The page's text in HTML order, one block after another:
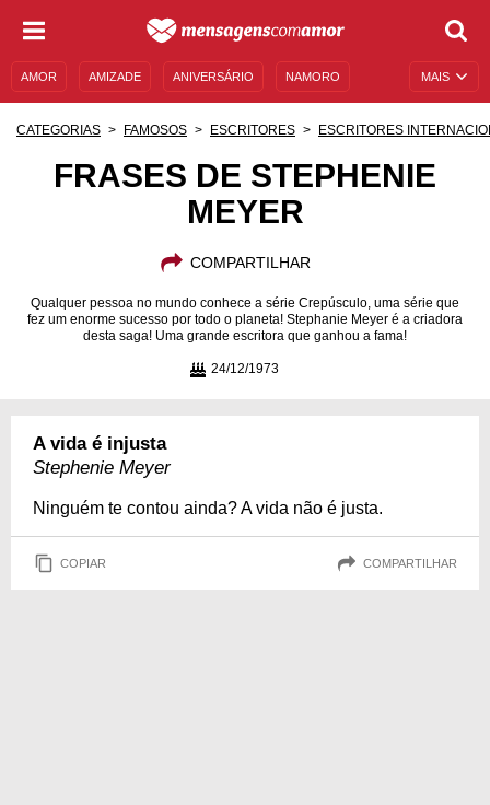
MAIS
AMOR AMIZADE ANIVERSÁRIO NAMORO
MENSAGENS DE ANIVERSÁRIO
CATEGORIAS FAMOSOS ESCRITORES ESCRITORES
FRASES DE STEPHENIE
MEYER
COMPARTILHAR
Qualquer pessoa no mundo conhece a série Crepúsculo, uma série que
fez um enorme sucesso por todo o planeta! Stephanie Meyer é a criadora
desta saga! Uma grande escritora que ganhou a fama!
24/12/1973
A vida é injusta
Stephenie Meyer
Ninguém te contou ainda? A vida não é justa.
COPIAR COMPARTILHAR